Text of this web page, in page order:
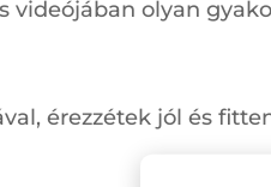
videójában olyan
érezzétek jól és